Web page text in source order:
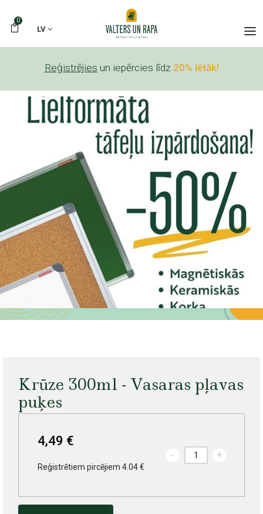
0
LV
Reģistrējies un iepērcies līdz 20% lētāk!
Krūze 300ml - Vasaras pļavas
puķes
4,49 €
Reģistrētiem pircējiem 4.04 €
- +